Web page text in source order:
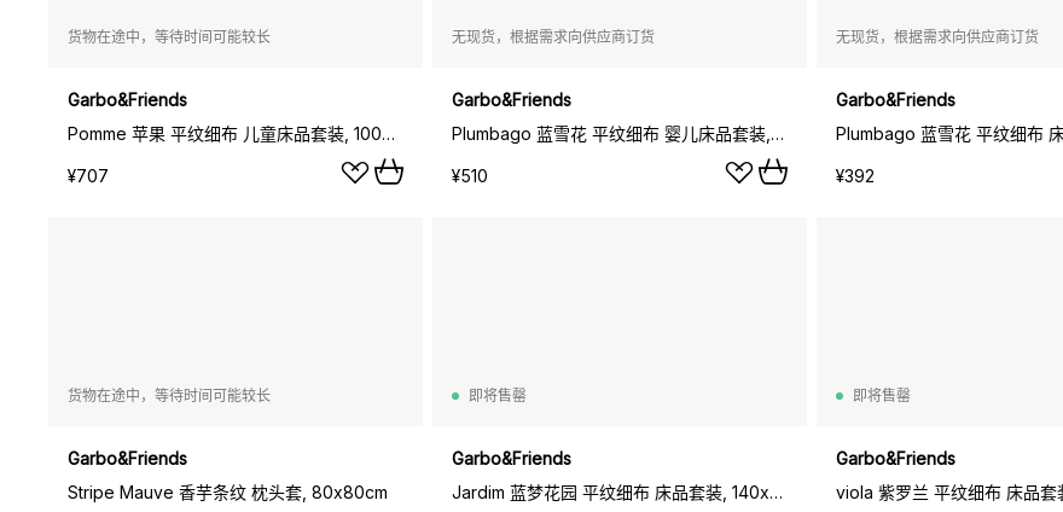
货物在途中，等待时间可能较长
Garbo&Friends
Pomme 苹果 平纹细布 儿童床品套装, 100x140cm_40x45cm
¥707
无现货，根据需求向供应商订货
Garbo&Friends
Plumbago 蓝雪花 平纹细布 婴儿床品套装, 70x100cm_40x45cm
¥510
无现货，根据需求向供应商订货
Garbo&Friends
¥392
货物在途中，等待时间可能较长
Garbo&Friends
Stripe Mauve 香芋条纹 枕头套, 80x80cm
即将售罄
Garbo&Friends
Jardim 蓝梦花园 平纹细布 床品套装, 140x200cm/50x70cm
即将售罄
Garbo&Friends